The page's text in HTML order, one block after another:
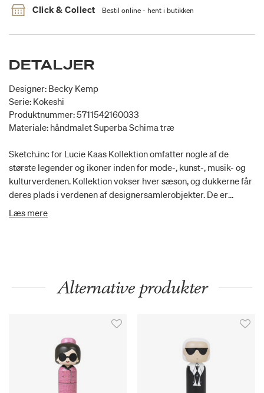
Click & Collect Bestil online - hent i butikken
DETALJER
Designer: Becky Kemp
Serie: Kokeshi
Produktnummer: 5711542160033
Materiale: håndmalet Superba Schima træ
Sketch.inc for Lucie Kaas Kollektion omfatter nogle af de
største legender og ikoner inden for mode-, kunst-, musik- og
kulturverdenen. Kollektion vokser hver sæson, og dukkerne får
deres plads i verdenen af designersamlerobjekter. De er
perfekte som gave eller som en original dekorationsgenstand i
Læs mere
Alternative produkter